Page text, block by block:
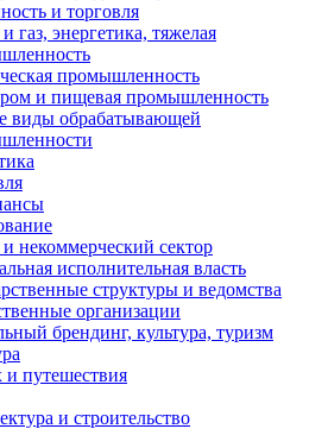
и торговля
газ, энергетика, тяжелая
промышленность
и пищевая промышленность
виды обрабатывающей
и некоммерческий сектор
исполнительная власть
структуры и ведомства
организации
брендинг, культура, туризм
путешествия
и строительство